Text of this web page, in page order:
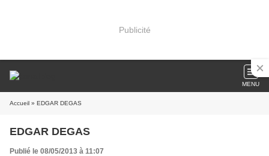
Publicité
MENU
Accueil » EDGAR DEGAS
EDGAR DEGAS
Publié le 08/05/2013 à 11:07